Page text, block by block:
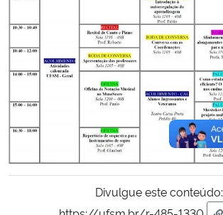
Divulgue este conteúdo: